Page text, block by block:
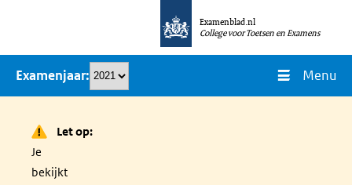
naar
inhoud
Examenblad.nl
College voor Toetsen en Examens
Examenjaar Menu
Let op:
Je
bekijkt